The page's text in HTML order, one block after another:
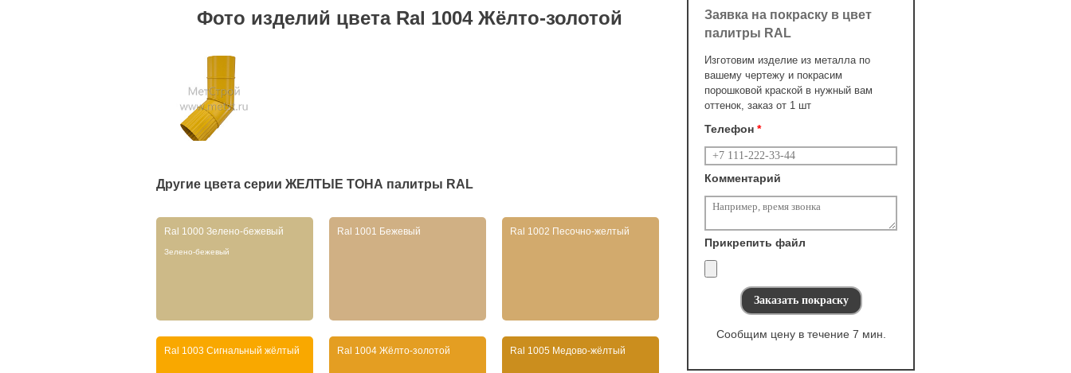
Фото изделий цвета Ral 1004 Жёлто-золотой
Другие цвета серии ЖЕЛТЫЕ ТОНА палитры RAL
Ral 1000 Зелено-бежевый
Зелено-бежевый
Ral 1001 Бежевый Ral 1002 Песочно-желтый
Ral 1003 Сигнальный жёлтый Ral 1004 Жёлто-золотой Ral 1005 Медово-жёлтый
Заявка на покраску в цвет
палитры RAL
Изготовим изделие из металла по
вашему чертежу и покрасим
порошковой краской в нужный вам
оттенок, заказ от 1 шт
Телефон*
Комментарий
Прикрепить файл
Сообщим цену в течение 7 мин.